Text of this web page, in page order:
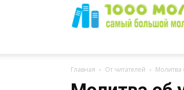
Главная От читателей Молитва